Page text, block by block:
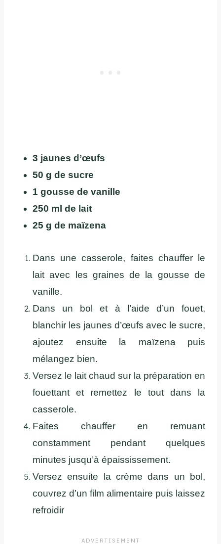
3 jaunes d’œufs
50 g de sucre
1 gousse de vanille
250 ml de lait
25 g de maïzena
Dans une casserole, faites chauffer le
lait avec les graines de la gousse de
vanille.
Dans un bol et à l’aide d’un fouet,
blanchir les jaunes d’œufs avec le sucre,
ajoutez ensuite la maïzena puis
mélangez bien.
Versez le lait chaud sur la préparation en
fouettant et remettez le tout dans la
casserole.
Faites chauffer en remuant
constamment pendant quelques
minutes jusqu’à épaississement.
Versez ensuite la crème dans un bol,
couvrez d’un film alimentaire puis laissez
refroidir